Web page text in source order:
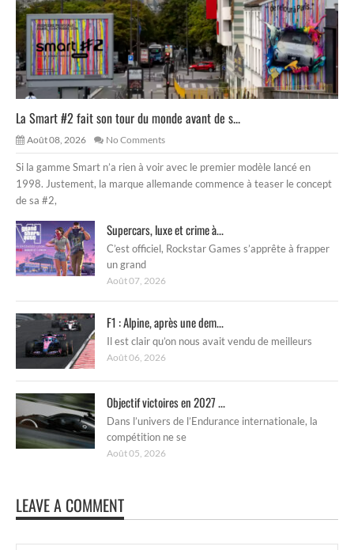
La Smart #2 fait son tour du monde avant de s...
Août 08, 2026 No Comments
Si la gamme Smart n’a rien à voir avec le premier modèle lancé en
1998. Justement, la marque allemande commence à teaser le concept
de sa #2,
Supercars, luxe et crime à...
C’est officiel, Rockstar Games s’apprête à frapper
un grand
Août 07, 2026
F1 : Alpine, après une dem...
Il est clair qu’on nous avait vendu de meilleurs
Août 06, 2026
Objectif victoires en 2027 ...
Dans l’univers de l’Endurance internationale, la
compétition ne se
Août 05, 2026
LEAVE A COMMENT